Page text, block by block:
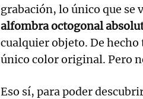
grabación, lo único que se
alfombra octogonal
cualquier objeto. De hecho
único color original. Pero
Eso sí, para poder